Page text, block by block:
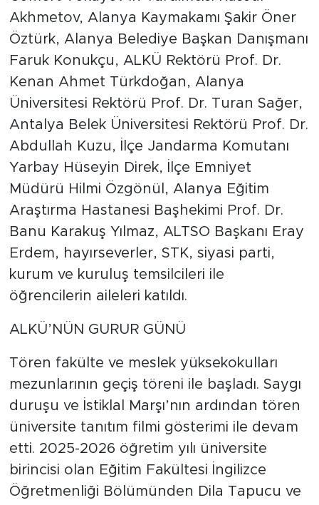
Akhmetov, Alanya Kaymakamı Şakir Öner
Öztürk, Alanya Belediye Başkan Danışmanı
Faruk Konukçu, ALKÜ Rektörü Prof. Dr.
Kenan Ahmet Türkdoğan, Alanya
Üniversitesi Rektörü Prof. Dr. Turan Sağer,
Antalya Belek Üniversitesi Rektörü Prof. Dr.
Abdullah Kuzu, İlçe Jandarma Komutanı
Yarbay Hüseyin Direk, İlçe Emniyet
Müdürü Hilmi Özgönül, Alanya Eğitim
Araştırma Hastanesi Başhekimi Prof. Dr.
Banu Karakuş Yılmaz, ALTSO Başkanı Eray
Erdem, hayırseverler, STK, siyasi parti,
kurum ve kuruluş temsilcileri ile
öğrencilerin aileleri katıldı.
ALKÜ’NÜN GURUR GÜNÜ
Tören fakülte ve meslek yüksekokulları
mezunlarının geçiş töreni ile başladı. Saygı
duruşu ve İstiklal Marşı’nın ardından tören
üniversite tanıtım filmi gösterimi ile devam
etti. 2025-2026 öğretim yılı üniversite
birincisi olan Eğitim Fakültesi İngilizce
Öğretmenliği Bölümünden Dila Tapucu ve